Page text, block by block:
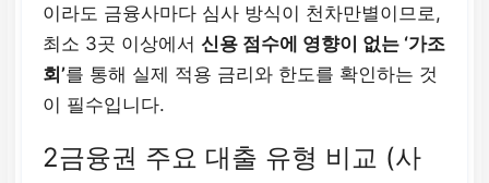
이라도 금융사마다 심사 방식이 천차만별이므로,
최소 3곳 이상에서신용 점수에 영향이 없는 ‘가조
회’를 통해 실제 적용 금리와 한도를 확인하는 것
이 필수입니다.
2금융권 주요 대출 유형 비교 (사